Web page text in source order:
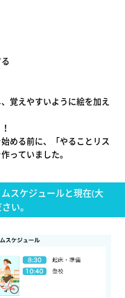
覚えやすいように絵を加え
める前に、「やることリス
っていました。
スケジュールと現在(大
い。